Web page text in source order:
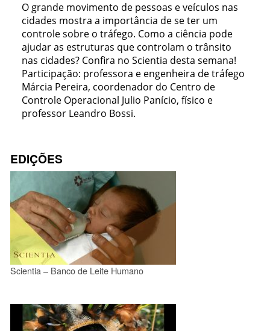
O grande movimento de pessoas e veículos nas
cidades mostra a importância de se ter um
controle sobre o tráfego. Como a ciência pode
ajudar as estruturas que controlam o trânsito
nas cidades? Confira no Scientia desta semana!
Participação: professora e engenheira de tráfego
Márcia Pereira, coordenador do Centro de
Controle Operacional Julio Panício, físico e
professor Leandro Bossi.
EDIÇÕES
Scientia – Banco de Leite Humano